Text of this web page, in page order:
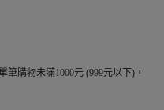
筆購物未滿1000元 (999元以下)，